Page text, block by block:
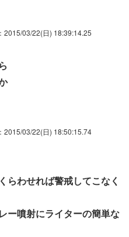
：2015/03/22(日) 18:39:14.25
：2015/03/22(日) 18:50:15.74
らわせれば警戒してこなく
ー噴射にライターの簡単な